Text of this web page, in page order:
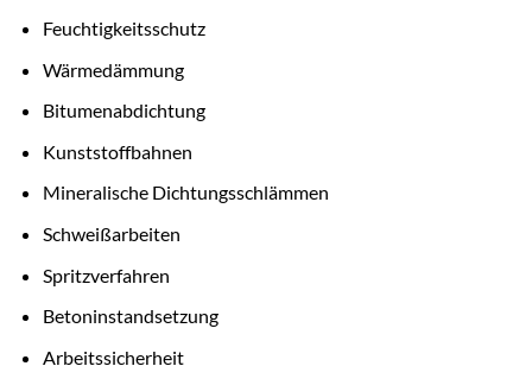
Feuchtigkeitsschutz
Wärmedämmung
Bitumenabdichtung
Kunststoffbahnen
Mineralische Dichtungsschlämmen
Schweißarbeiten
Spritzverfahren
Betoninstandsetzung
Arbeitssicherheit